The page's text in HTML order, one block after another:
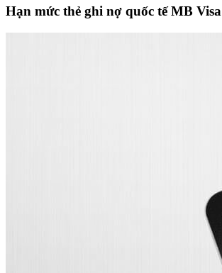
Hạn mức thẻ ghi nợ quốc tế MB Visa